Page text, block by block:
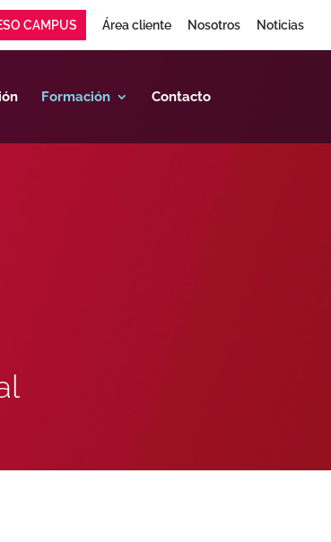
CAMPUS Área cliente Nosotros Noticias
Formación Contacto